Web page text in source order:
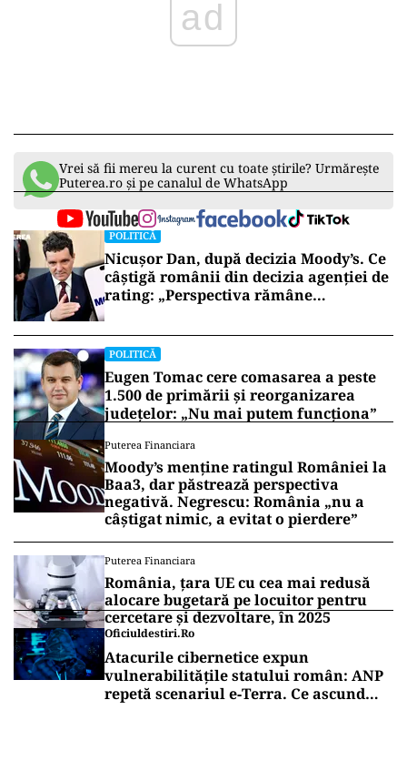
Vrei să fii mereu la curent cu toate știrile? Urmărește
Puterea.ro și pe canalul de WhatsApp
POLITICĂ
Nicușor Dan, după decizia Moody’s. Ce
câștigă românii din decizia agenției de
rating: „Perspectiva rămâne
POLITICĂ
Eugen Tomac cere comasarea a peste
1.500 de primării și reorganizarea
județelor: „Nu mai putem funcționa”
Puterea Financiara
Moody’s menține ratingul României la
Baa3, dar păstrează perspectiva
negativă. Negrescu: România „nu a
câștigat nimic, a evitat o pierdere”
Puterea Financiara
România, țara UE cu cea mai redusă
alocare bugetară pe locuitor pentru
cercetare și dezvoltare, în 2025
Oficiuldestiri.ro
Atacurile cibernetice expun
vulnerabilitățile statului român: ANP
repetă scenariul e‑Terra. Ce ascund